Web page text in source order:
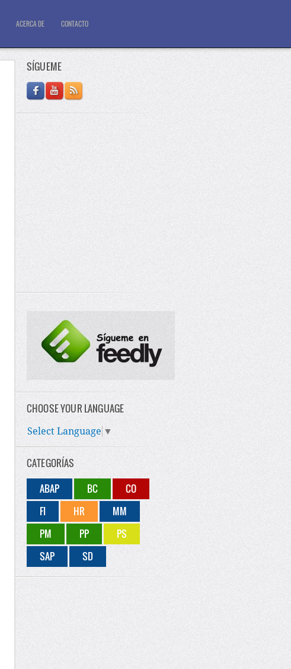
ACERCA DE CONTACTO
SÍGUEME
CHOOSE YOUR LANGUAGE
Select Language ▼
CATEGORÍAS
ABAP
BC
CO
FI
HR
MM
PM
PP
PS
SAP
SD